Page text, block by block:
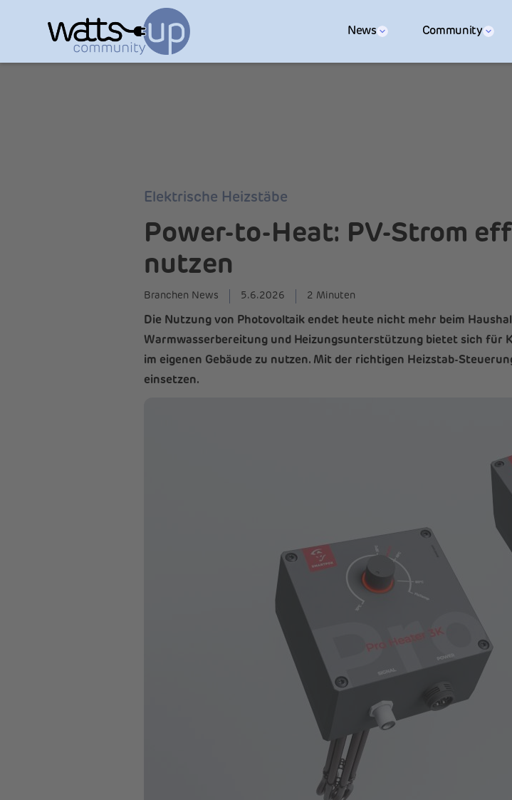
News Community
Elektrische Heizstäbe
Power-to-Heat: PV-Strom
nutzen
Branchen News 5.6.2026 2 Minuten
Die Nutzung von Photovoltaik endet heute nicht mehr beim
Warmwasserbereitung und Heizungsunterstützung bietet sich für
im eigenen Gebäude zu nutzen. Mit der richtigen Heizstab-
einsetzen.